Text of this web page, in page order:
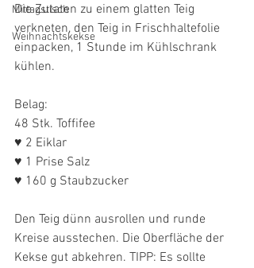
Mittagstisch
Weihnachtskekse
Die Zutaten zu einem glatten Teig
verkneten, den Teig in Frischhaltefolie
einpacken, 1 Stunde im Kühlschrank
kühlen.
Belag:
48 Stk. Toffifee
♥ 2 Eiklar
♥ 1 Prise Salz
♥ 160 g Staubzucker
Den Teig dünn ausrollen und runde
Kreise ausstechen. Die Oberfläche der
Kekse gut abkehren. TIPP: Es sollte